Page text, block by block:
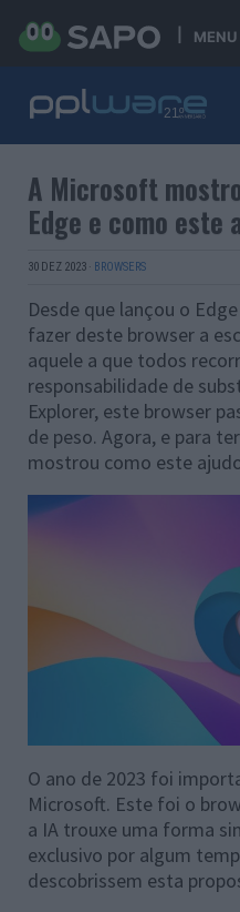
MENU
A Microsoft
Edge e como este
30 DEZ 2023 · BROWSERS
Desde que lançou o
fazer deste browser a
aquele a que todos
responsabilidade de
Explorer, este browser
de peso. Agora, e para
mostrou como este
O ano de 2023 foi
Microsoft. Este foi o
a IA trouxe uma forma
exclusivo por algum
descobrissem esta